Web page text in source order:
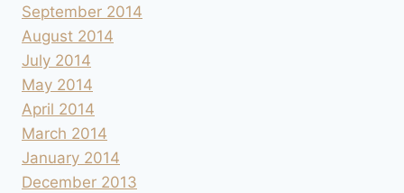
September 2014
August 2014
July 2014
May 2014
April 2014
March 2014
January 2014
December 2013